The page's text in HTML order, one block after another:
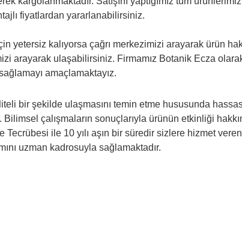
fiyatlardan yararlanabilirsiniz.
yetersiz kalıyorsa çağrı merkezimizi arayarak ürün
arayarak ulaşabilirsiniz. Firmamız Botanik Ecza
amaçlamaktayız.
bir şekilde ulaşmasını temin etme hususunda
Bilimsel çalışmaların sonuçlarıyla ürünün etkinliği
ile 10 yılı aşın bir süredir sizlere hizmet
uzman kadrosuyla sağlamaktadır.